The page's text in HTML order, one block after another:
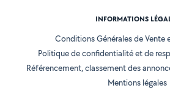
INFORMATIONS
Conditions Générales de Vente
Politique de confidentialité et de
Référencement, classement des
Mentions légales